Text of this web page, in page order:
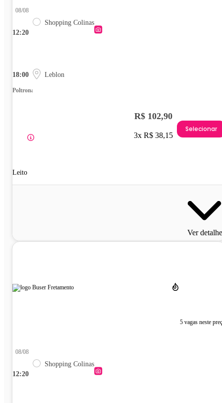
12:20
08/08
Shopping Colinas
18:00 Leblon
Poltrona
Leito
R$ 102,90
3x R$ 38,15
Selecionar
Ver
5 vagas neste
12:20
08/08
Shopping Colinas